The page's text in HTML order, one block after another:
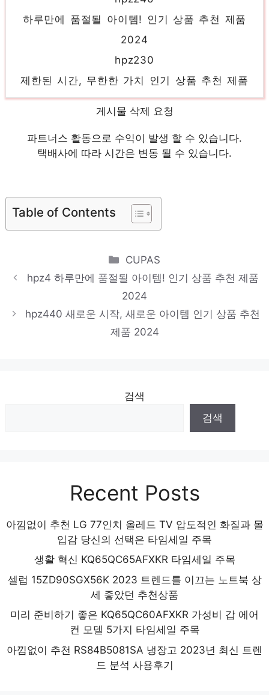
hpz220
당신만의 특별한 아이템! 인기 상품 추천 제품
2024
2024
지금 바로 가져가세요! 인기 상품 추천 제품 2024
hpml350gen10
당신을 더 빛내줄 특별함 인기 상품 추천 제품
2024
게시물 삭제 요청
파트너스 활동으로 수익이 발생 할 수 있습니다.
택배사에 따라 시간은 변동 될 수 있습니다.
Table of Contents
Categories
CUPAS
hpz4 하루만에 품절될 아이템! 인기 상품 추천 제품
2024
hpz440 새로운 시작, 새로운 아이템 인기 상품 추천
제품 2024
검색
검색
Recent Posts
아낌없이 추천 LG 77인치 올레드 TV 압도적인 화질과 몰
입감 당신의 선택은 타임세일 주목
생활 혁신 KQ65QC65AFXKR 타임세일 주목
셀럽 15ZD90SGX56K 2023 트렌드를 이끄는 노트북 상
세 좋았던 추천상품
미리 준비하기 좋은 KQ65QC60AFXKR 가성비 갑 에어
컨 모델 5가지 타임세일 주목
아낌없이 추천 RS84B5081SA 냉장고 2023년 최신 트렌
드 분석 사용후기